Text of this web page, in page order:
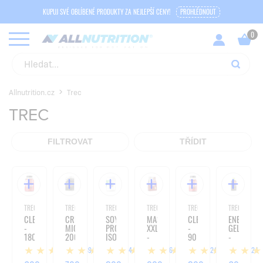
KUPUJ SVÉ OBLÍBENÉ PRODUKTY ZA NEJLEPŠÍ CENY! PROHLÉDNOUT
Allnutrition.cz Trec
TREC
FILTROVAT TŘÍDIT
TREC
CLENBUREXIN
-
180
KAPSLÍ 89
TREC
CREATINE
MICRONIZED
200
MESH
- 14
TREC
SOY
PROTEIN
ISOLATE
750G 16
TREC
MASS
XXL
-
3000G 124
TREC
CLENBUREXIN
-
90
KAPSLÍ 124
TREC
ENERGY
GEL
-
40G